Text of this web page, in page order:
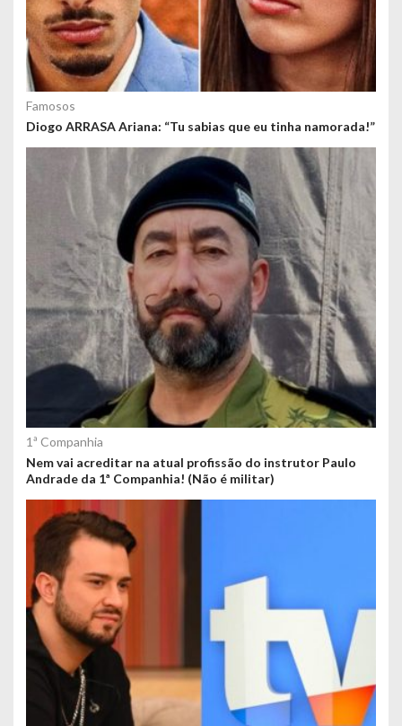
Famosos
Diogo ARRASA Ariana: “Tu sabias que eu tinha namorada!”
1ª Companhia
Nem vai acreditar na atual profissão do instrutor Paulo
Andrade da 1ª Companhia! (Não é militar)